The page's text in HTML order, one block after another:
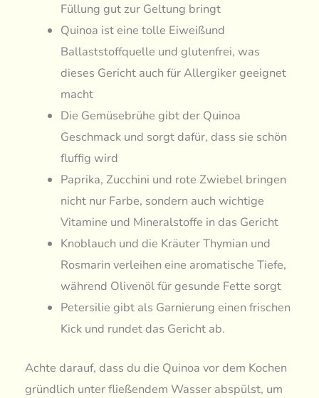
Füllung gut zur Geltung bringt
Quinoa ist eine tolle Eiweißund
Ballaststoffquelle und glutenfrei, was
dieses Gericht auch für Allergiker geeignet
macht
Die Gemüsebrühe gibt der Quinoa
Geschmack und sorgt dafür, dass sie schön
fluffig wird
Paprika, Zucchini und rote Zwiebel bringen
nicht nur Farbe, sondern auch wichtige
Vitamine und Mineralstoffe in das Gericht
Knoblauch und die Kräuter Thymian und
Rosmarin verleihen eine aromatische Tiefe,
während Olivenöl für gesunde Fette sorgt
Petersilie gibt als Garnierung einen frischen
Kick und rundet das Gericht ab.
Achte darauf, dass du die Quinoa vor dem Kochen
gründlich unter fließendem Wasser abspülst, um